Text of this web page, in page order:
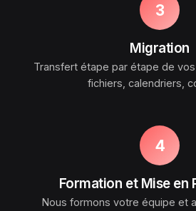
3
Migration
Transfert étape par étape de vos
fichiers, calendriers,
4
Formation et Mise en
Nous formons votre équipe et